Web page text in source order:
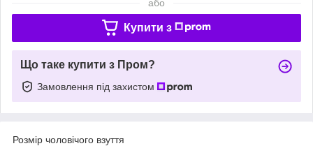
або
Купити з
Що таке купити з Пром?
Замовлення під захистом
Розмір чоловічого взуття